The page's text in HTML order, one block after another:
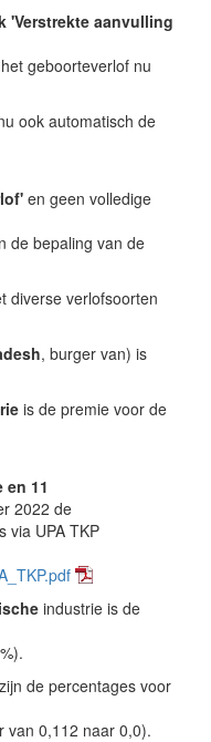
'Verstrekte aanvulling
geboorteverlof nu
ook automatisch de
en geen volledige
de bepaling van de
diverse verlofsoorten
, burger van) is
is de premie voor de
en 11
2022 de
via UPA TKP
industrie is de
zijn de percentages voor
van 0,112 naar 0,0).